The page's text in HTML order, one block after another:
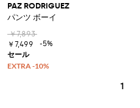
PAZ RODRIGUEZ
パンツ ボーイ
￥7,893
￥7,499
-5%
1